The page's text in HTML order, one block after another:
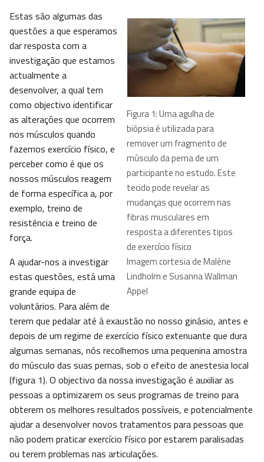
Figura 1: Uma agulha de
biópsia é utilizada para
remover um fragmento de
músculo da perna de um
participante no estudo. Este
tecido pode revelar as
mudanças que ocorrem nas
fibras musculares em
resposta a diferentes tipos
de exercício físico
Imagem cortesia de Maléne
Lindholm e Susanna Wallman
Appel
Estas são algumas das
questões a que esperamos
dar resposta com a
investigação que estamos
actualmente a
desenvolver, a qual tem
como objectivo identificar
as alterações que ocorrem
nos músculos quando
fazemos exercício físico, e
perceber como é que os
nossos músculos reagem
de forma específica a, por
exemplo, treino de
resistência e treino de
força.
A ajudar-nos a investigar
estas questões, está uma
grande equipa de
voluntários. Para além de
terem que pedalar até à exaustão no nosso ginásio, antes e
depois de um regime de exercício físico extenuante que dura
algumas semanas, nós recolhemos uma pequenina amostra
do músculo das suas pernas, sob o efeito de anestesia local
(figura 1). O objectivo da nossa investigação é auxiliar as
pessoas a optimizarem os seus programas de treino para
obterem os melhores resultados possíveis, e potencialmente
ajudar a desenvolver novos tratamentos para pessoas que
não podem praticar exercício físico por estarem paralisadas
ou terem problemas nas articulações.